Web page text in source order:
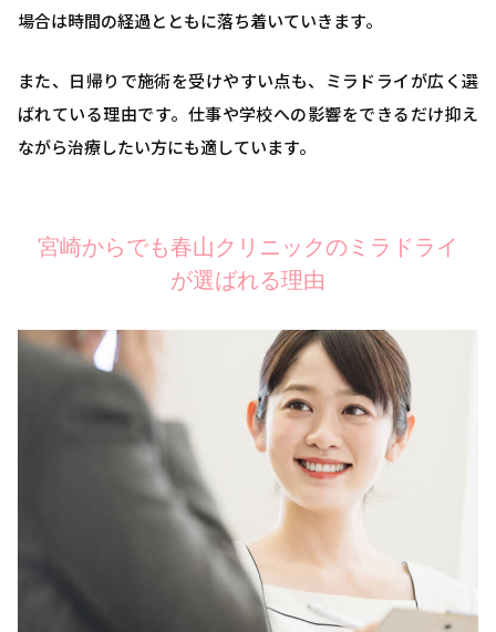
場合は時間の経過とともに落ち着いていきます。
また、日帰りで施術を受けやすい点も、ミラドライが広く選
ばれている理由です。仕事や学校への影響をできるだけ抑え
ながら治療したい方にも適しています。
宮崎からでも春山クリニックのミラドライ
が選ばれる理由